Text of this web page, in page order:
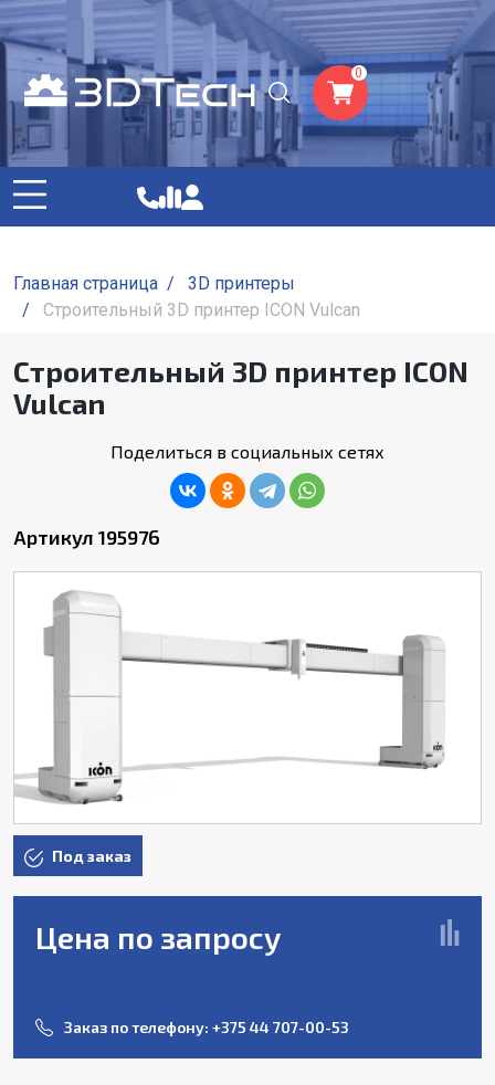
0
Главная страница /
3D принтеры
/
Строительный 3D принтер ICON Vulcan
Строительный 3D принтер ICON
Vulcan
Поделиться в социальных сетях
Артикул 195976
Под заказ
Цена по запросу
Заказ по телефону: +375 44 707-00-53